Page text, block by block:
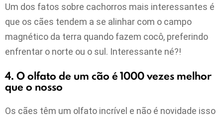
Um dos fatos sobre cachorros mais interessantes é
que os cães tendem a se alinhar com o campo
magnético da terra quando fazem cocô, preferindo
enfrentar o norte ou o sul. Interessante né?!
4. O olfato de um cão é 1000 vezes melhor
que o nosso
Os cães têm um olfato incrível e não é novidade isso